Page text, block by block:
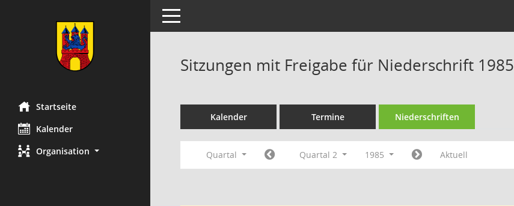
Startseite
Kalender
Organisation
Toggle navigation
Sitzungen mit Freigabe für Niederschrift 1985
Kalender Termine Niederschriften
Quartal Quartal 2 1985 Aktuell